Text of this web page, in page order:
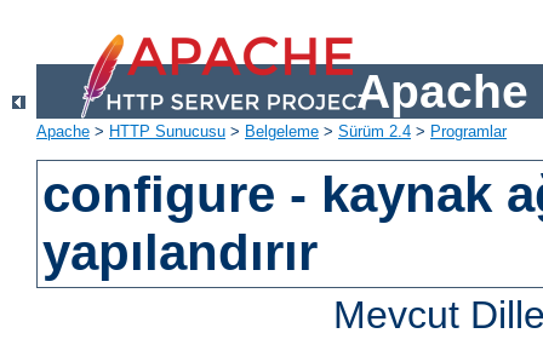
Apache
Apache > HTTP Sunucusu > Belgeleme > Sürüm 2.4 > Programlar
configure - kaynak
yapılandırır
Mevcut